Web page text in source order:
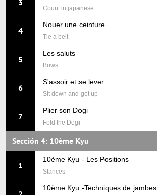
Count in japanese
4
Nouer une ceinture
Tie a belt
5
Les saluts
Bows
6
S'assoir et se lever
Sit down and get up
7
Plier son Dogi
Fold the Dogi
Sección 4: 10ème Kyu
1
10ème Kyu - Les Positions
Stances
10ème Kyu -Techniques de jambes